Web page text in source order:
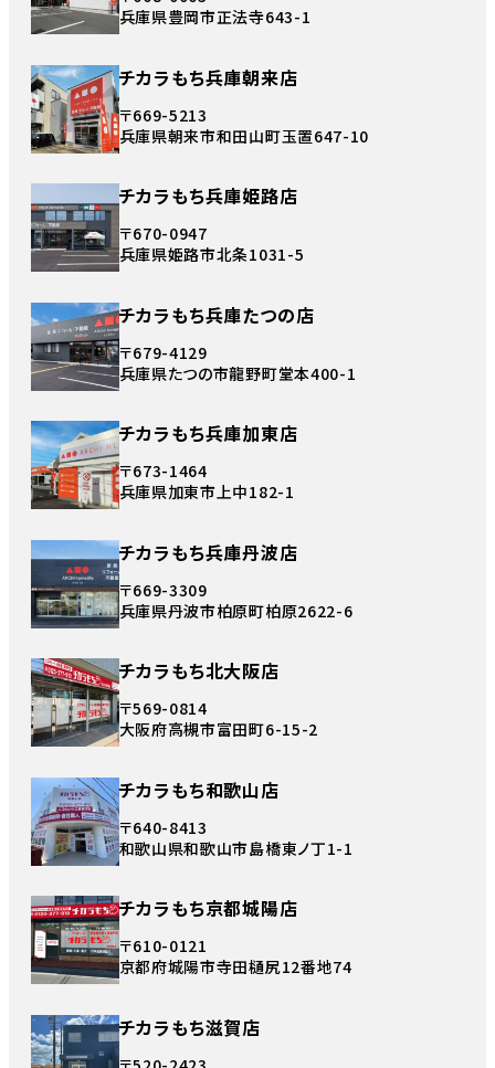
兵庫県豊岡市正法寺643-1
チカラもち兵庫朝来店
〒669-5213
兵庫県朝来市和田山町玉置647-10
チカラもち兵庫姫路店
〒670-0947
兵庫県姫路市北条1031-5
チカラもち兵庫たつの店
〒679-4129
兵庫県たつの市龍野町堂本400-1
チカラもち兵庫加東店
〒673-1464
兵庫県加東市上中182-1
チカラもち兵庫丹波店
〒669-3309
兵庫県丹波市柏原町柏原2622-6
チカラもち北大阪店
〒569-0814
大阪府高槻市富田町6-15-2
チカラもち和歌山店
〒640-8413
和歌山県和歌山市島橋東ノ丁1-1
チカラもち京都城陽店
〒610-0121
京都府城陽市寺田樋尻12番地74
チカラもち滋賀店